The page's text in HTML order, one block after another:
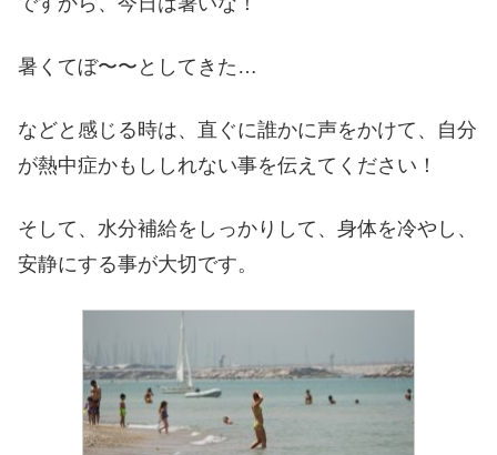
暑くてぼ〜〜としてきた…
などと感じる時は、直ぐに誰かに声をかけて、自分
が熱中症かもししれない事を伝えてください！
そして、水分補給をしっかりして、身体を冷やし、
安静にする事が大切です。